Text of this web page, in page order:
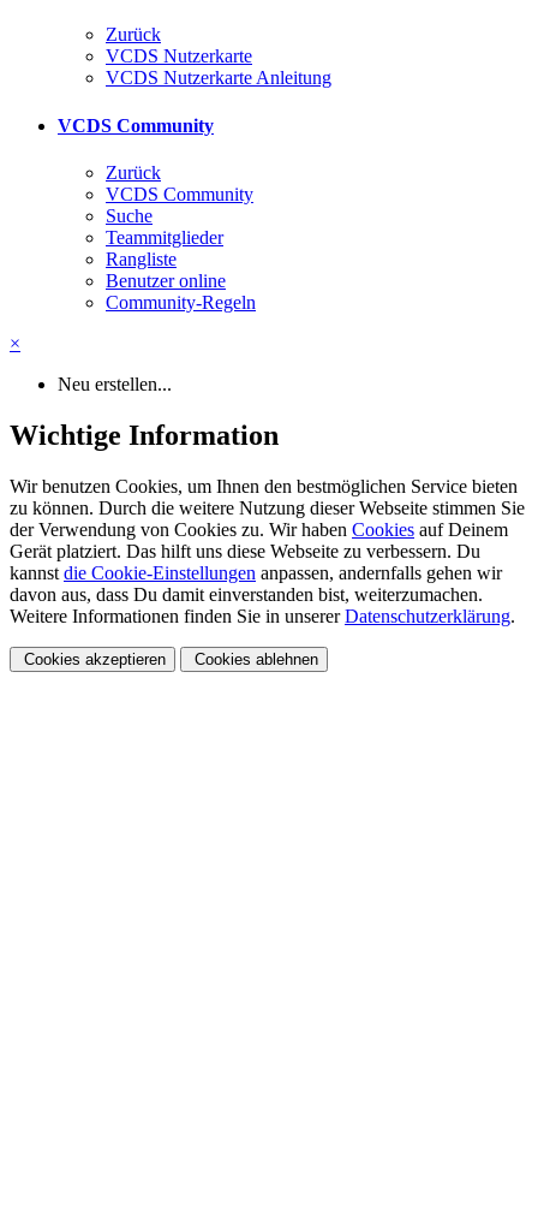
Zurück
VCDS Nutzerkarte
VCDS Nutzerkarte Anleitung
VCDS Community
Zurück
VCDS Community
Suche
Teammitglieder
Rangliste
Benutzer online
Community-Regeln
×
Neu erstellen...
Wichtige Information
Wir benutzen Cookies, um Ihnen den bestmöglichen Service bieten
zu können. Durch die weitere Nutzung dieser Webseite stimmen Sie
der Verwendung von Cookies zu. Wir haben Cookies auf Deinem
Gerät platziert. Das hilft uns diese Webseite zu verbessern. Du
kannst die Cookie-Einstellungen anpassen, andernfalls gehen wir
davon aus, dass Du damit einverstanden bist, weiterzumachen.
Weitere Informationen finden Sie in unsererDatenschutzerklärung.
Cookies akzeptieren Cookies ablehnen